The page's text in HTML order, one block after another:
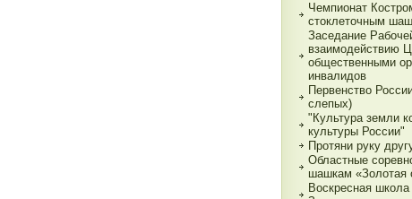
Чемпионат
стоклеточным
Заседание
взаимодействию
общественными
инвалидов
Первенство
слепых)
"Культура земли
культуры России"
Протяни руку
Областные
шашкам «Золотая
Воскресная